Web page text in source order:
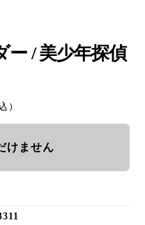
ー / 美少年探偵
）
けません